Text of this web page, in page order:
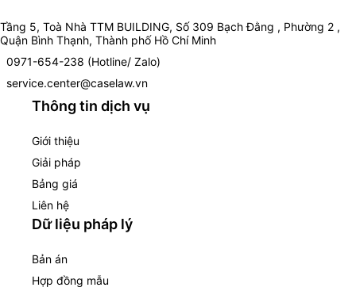
Tầng 5, Toà Nhà TTM BUILDING, Số 309 Bạch Đằng , Phường 2 ,
Quận Bình Thạnh, Thành phố Hồ Chí Minh
0971-654-238 (Hotline/ Zalo)
service.center@caselaw.vn
Thông tin dịch vụ
Giới thiệu
Giải pháp
Bảng giá
Liên hệ
Dữ liệu pháp lý
Bản án
Hợp đồng mẫu